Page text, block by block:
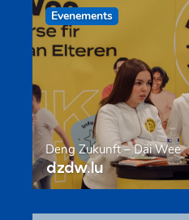
Evenements
Deng Zukunft – Däi Wee
dzdw.lu